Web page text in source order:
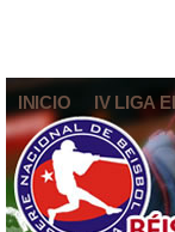
INICIO IV LIGA